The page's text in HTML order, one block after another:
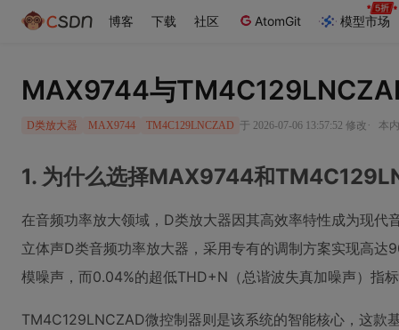
博客 下载 社区 AtomGit 模型市场
MAX9744与
D类放大器 MAX9744 TM4C129LNCZAD 于 2026-07-06 13:57:52 修改 · 本
1. 为什么选择MAX9744和
在音频功率放大领域，D类放大器因其高效率特性成为现
立体声D类音频功率放大器，采用专有的调制方案实现高达
模噪声，而0.04%的超低THD+N（总谐波失真加噪声）指
TM4C129LNCZAD微控制器则是该系统的智能核心，这